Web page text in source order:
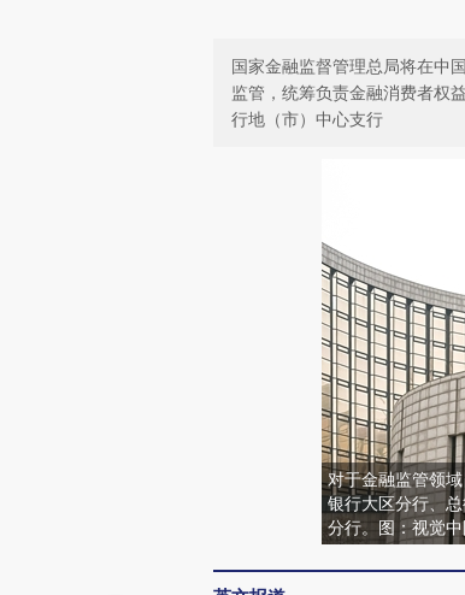
国家金融监督管理总局将在中
监管，统筹负责金融消费者权
行地（市）中心支行
对于金融监管领
银行大区分行、
分行。图：视觉